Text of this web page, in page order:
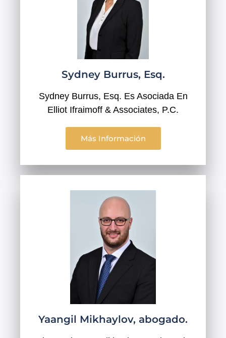
Sydney Burrus, Esq.
Sydney Burrus, Esq. Es Asociada En
Elliot Ifraimoff & Associates, P.C.
Más Información
Yaangil Mikhaylov, abogado.